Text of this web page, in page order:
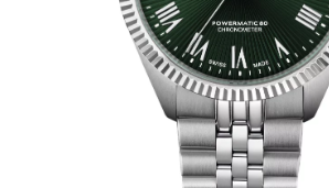
WHATSAPP
VOLEJTE 9:00–18:00+420 775